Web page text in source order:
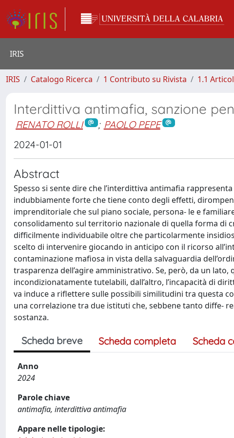
IRIS
IRIS Catalogo Ricerca 1 Contributo su Rivista 1.1
Interdittiva antimafia, sanzione
RENATO ROLLI ; PAOLO PEPE
2024-01-01
Abstract
Spesso si sente dire che l’interdittiva antimafia
indubbiamente forte che tiene conto degli effetti,
imprenditoriale che sul piano sociale, persona- le e
consolidamento sul territorio nazionale di quella forma di
difficilmente individuabile oltre che particolarmente
scelto di intervenire giocando in anticipo con il ricorso
contaminazione mafiosa in vista della salvaguardia
trasparenza dell’agire amministrativo. Se, però, da un
incondizionatamente tutelabili, dall’altro, l’incapacità di
va induce a riflettere sulle possibili similitudini tra questa
una correlazione tra due istituti che, sebbene tanto diffe-
sostanza.
Scheda breve Scheda completa Scheda
Anno
2024
Parole chiave
antimafia, interdittiva antimafia
Appare nelle tipologie: